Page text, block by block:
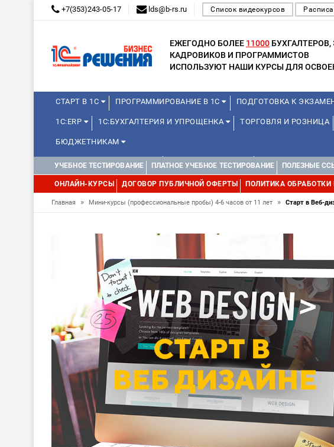
+7(353)243-05-17 lds@b-rs.ru Список видеокурсов
ЕЖЕГОДНО БОЛЕЕ 11000
КАДРОВИКОВ И ПРОГРАММИСТОВ
ИСПОЛЬЗУЮТ НАШИ КУРСЫ ДЛЯ
СТАРТ В 1С ПРОГРАММИРОВАНИЕ В 1С ПОДГОТОВКА К
1С:ERP 1С:БУХГАЛТЕРИЯ И УПРОЩЕНКА ТОРГОВЛЯ И РОЗНИЦА
БЮДЖЕТНИКАМ
КУРСЫ ДЛЯ ШКОЛЬНИКОВ ДЛЯ ШКОЛЬНИКОВ 1С:УПРАВЛЕНИЕ
УЧЕБНОЕ ТЕСТИРОВАНИЕ ПЛАТНОЕ УЧЕБНОЕ ТЕСТИРОВАНИЕ ПОЛЕЗНЫЕ
ОНЛАЙН-КУРСЫ ДОГОВОР ПУБЛИЧНОЙ ОФЕРТЫ ПОЛИТИКА
Главная » Мини-курсы (профессиональные пробы) 4-6 часов от 11 лет » Старт в Веб-